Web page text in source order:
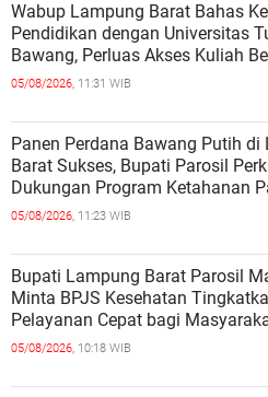
Wabup Lampung Barat Bahas
Pendidikan dengan Universitas
Bawang, Perluas Akses Kuliah
05/08/2026, 11:31 WIB
Panen Perdana Bawang Putih di
Barat Sukses, Bupati Parosil
Dukungan Program Ketahanan
05/08/2026, 11:23 WIB
Bupati Lampung Barat Parosil
Minta BPJS Kesehatan
Pelayanan Cepat bagi
05/08/2026, 10:18 WIB